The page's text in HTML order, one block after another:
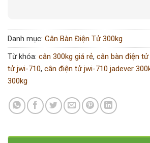
Danh mục: Cân Bàn Điện Tử 300kg
Từ khóa: cân 300kg giá rẻ, cân bàn điện tử
tử jwi-710, cân điện tử jwi-710 jadever
300kg